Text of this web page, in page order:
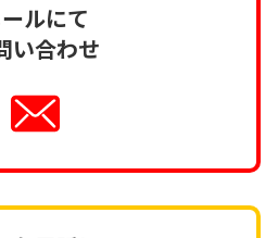
ルにて
い合わせ